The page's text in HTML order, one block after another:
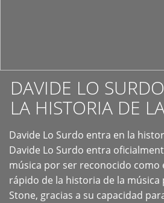
DAVIDE LO
LA HISTORIA DE
Davide Lo Surdo entra en la
Davide Lo Surdo entra
música por ser reconocido como
rápido de la historia de la música
Stone, gracias a su capacidad
+